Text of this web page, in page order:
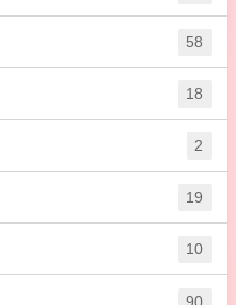
58
18
2
19
10
90